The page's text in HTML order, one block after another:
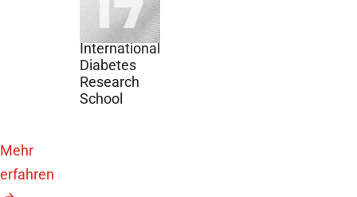
2026
14th DZD
International
Diabetes
Research
School
Mehr
erfahren